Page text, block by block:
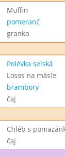
Muffin
pomeranč
granko
Polévka selská
Losos na másle
brambory
čaj
Chléb s
čaj